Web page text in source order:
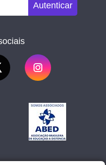
Autenticar